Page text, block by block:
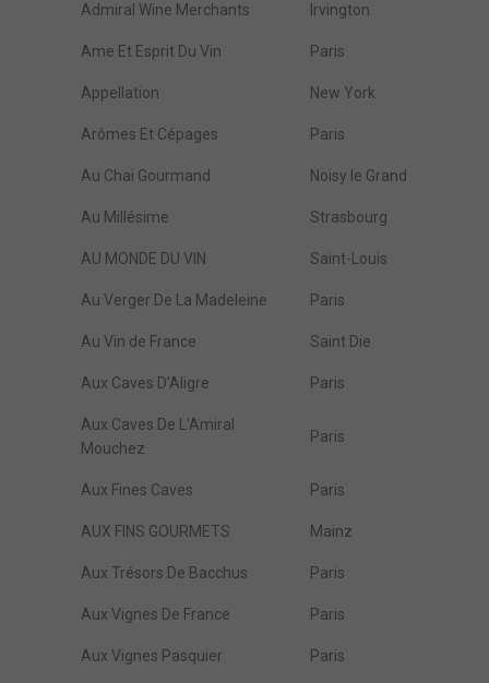
Admiral Wine Merchants Irvington
Ame Et Esprit Du Vin Paris
Appellation New York
Arômes Et Cépages Paris
Au Chai Gourmand Noisy le Grand
Au Millésime Strasbourg
AU MONDE DU VIN Saint-Louis
Au Verger De La Madeleine Paris
Au Vin de France Saint Die
Aux Caves D'Aligre Paris
Aux Caves De L'Amiral
Mouchez
Paris
Aux Fines Caves Paris
AUX FINS GOURMETS Mainz
Aux Trésors De Bacchus Paris
Aux Vignes De France Paris
Aux Vignes Pasquier Paris